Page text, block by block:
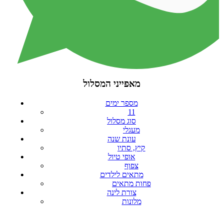
מאפייני המסלול
מספר ימים
11
סוג מסלול
מעגלי
עונת שנה
קיץ, סתיו
אופי טיול
צפוף
מתאים לילדים
פחות מתאים
צורת לינה
מלונות